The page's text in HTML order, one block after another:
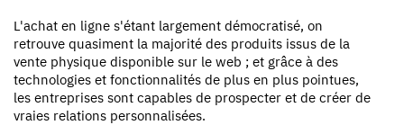
L'achat en ligne s'étant largement démocratisé, on
retrouve quasiment la majorité des produits issus de la
vente physique disponible sur le web ; et grâce à des
technologies et fonctionnalités de plus en plus pointues,
les entreprises sont capables de prospecter et de créer de
vraies relations personnalisées.